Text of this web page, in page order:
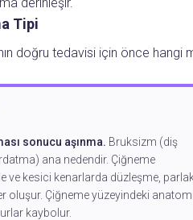
Tipi
doğru tedavisi için önce hangi
sonucu aşınma. Bruksizm (diş
ana nedendir. Çiğneme
ve kesici kenarlarda düzleşme,
oluşur. Çiğneme yüzeyindeki
kaybolur.